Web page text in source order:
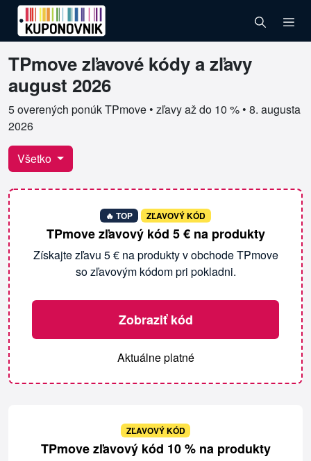
TPmove zľavové kódy a zľavy
august 2026
5 overených ponúk TPmove • zľavy až do 10 % • 8. augusta
2026
Overené kupóny pre TPmove
Všetko
🔥 TOP ZĽAVOVÝ KÓD
TPmove zľavový kód 5 € na produkty
Získajte zľavu 5 € na produkty v obchode TPmove
so zľavovým kódom pri pokladni.
Zobraziť kód
Aktuálne platné
ZĽAVOVÝ KÓD
TPmove zľavový kód 10 % na produkty